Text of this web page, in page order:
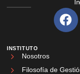
INSTITUTO
Nosotros
Filosofía de